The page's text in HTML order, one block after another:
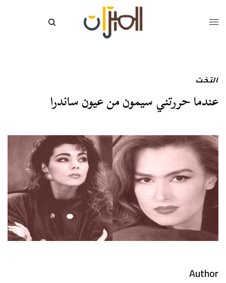
التخت
عندما حررتني سيمون من عيون ساندرا
Author